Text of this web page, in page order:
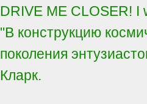
DRIVE ME CLOSER!
"В конструкцию
поколения
Кларк.